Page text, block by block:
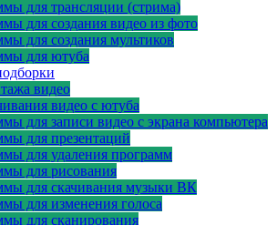
для трансляции (стрима)
для создания видео из фото
для создания мультиков
для ютуба
видео
видео с ютуба
для записи видео с экрана компьютера
для презентаций
для удаления программ
для рисования
для скачивания музыки ВК
для изменения голоса
для сканирования